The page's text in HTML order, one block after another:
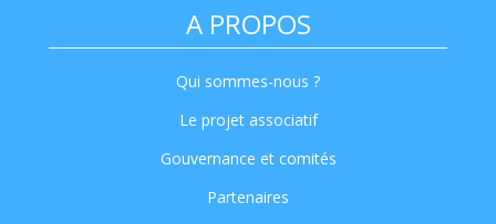
A PROPOS
Qui sommes-nous ?
Le projet associatif
Gouvernance et comités
Partenaires